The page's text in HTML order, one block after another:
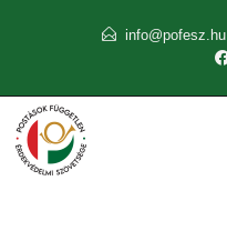
info@pofesz.hu